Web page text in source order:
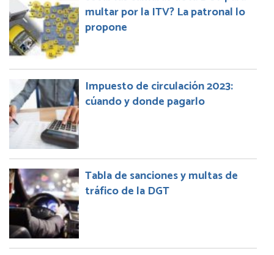
multar por la ITV? La patronal lo
propone
Impuesto de circulación 2023:
cúando y donde pagarlo
Tabla de sanciones y multas de
tráfico de la DGT